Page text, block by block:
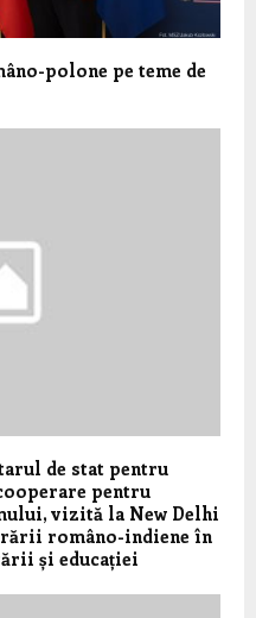
polone pe teme de
de stat pentru
pentru
vizită la New Delhi
româno-indiene în
și educației